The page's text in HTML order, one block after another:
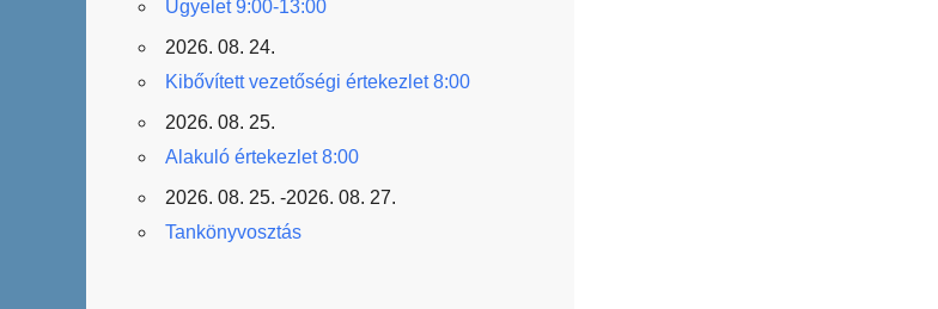
Ügyelet 9:00-13:00
2026. 08. 24.
Kibővített vezetőségi értekezlet 8:00
2026. 08. 25.
Alakuló értekezlet 8:00
2026. 08. 25. -2026. 08. 27.
Tankönyvosztás